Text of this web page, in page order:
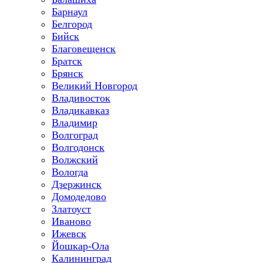
Барнаул
Белгород
Бийск
Благовещенск
Братск
Брянск
Великий Новгород
Владивосток
Владикавказ
Владимир
Волгоград
Волгодонск
Волжский
Вологда
Дзержинск
Домодедово
Златоуст
Иваново
Ижевск
Йошкар-Ола
Калининград